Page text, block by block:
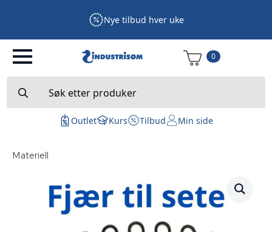
Nye tilbud hver uke
0
for:
Outlet Kurs Tilbud Min side
Materiell